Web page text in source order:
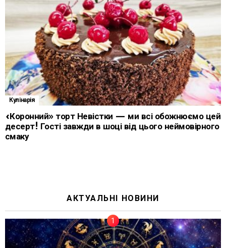
Кулінарія
«Коронний» торт Невістки — ми всі обожнюємо цей
десерт! Гості завжди в шоці від цього неймовірного
смаку
АКТУАЛЬНІ НОВИНИ